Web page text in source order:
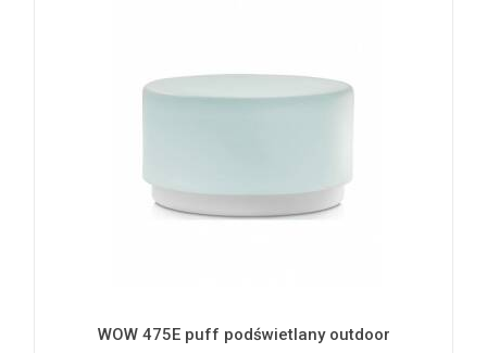
WOW 475E puff podświetlany outdoor